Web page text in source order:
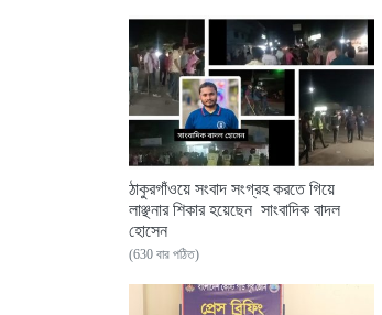
ঠাকুরগাঁওয়ে সংবাদ সংগ্রহ করতে গিয়ে
লাঞ্ছনার শিকার হয়েছেন সাংবাদিক বাদল
হোসেন
(630 বার পঠিত)